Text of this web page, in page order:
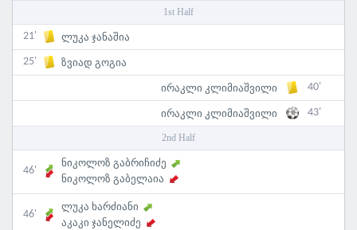
1st Half
21' ლუკა ჯანაშია
25' ზვიად გოგია
ირაკლი კლიმიაშვილი 40'
ირაკლი კლიმიაშვილი 43'
2nd Half
46'
ნიკოლოზ გაბრიჩიძე
ნიკოლოზ გაბელაია
46'
ლუკა ხარძიანი
აკაკი ჯანელიძე